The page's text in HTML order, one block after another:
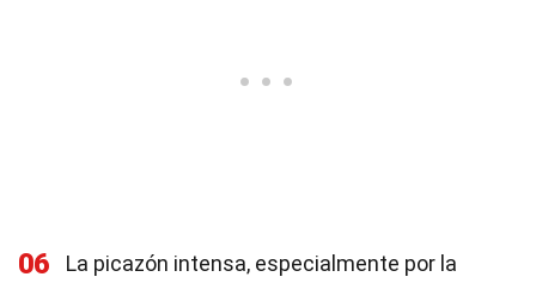
06
La picazón intensa, especialmente por la